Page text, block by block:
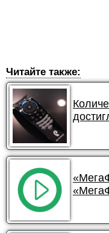
Читайте также: